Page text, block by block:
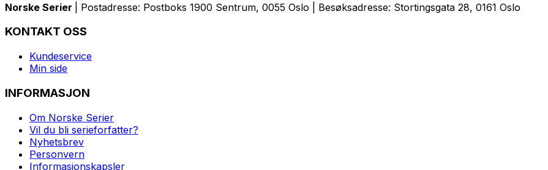
Norske Serier | Postadresse: Postboks 1900 Sentrum, 0055 Oslo | Besøksadresse: Stortingsgata 28, 0161 Oslo
KONTAKT OSS
Kundeservice
Min side
INFORMASJON
Om Norske Serier
Vil du bli serieforfatter?
Nyhetsbrev
Personvern
Informasjonskapsler